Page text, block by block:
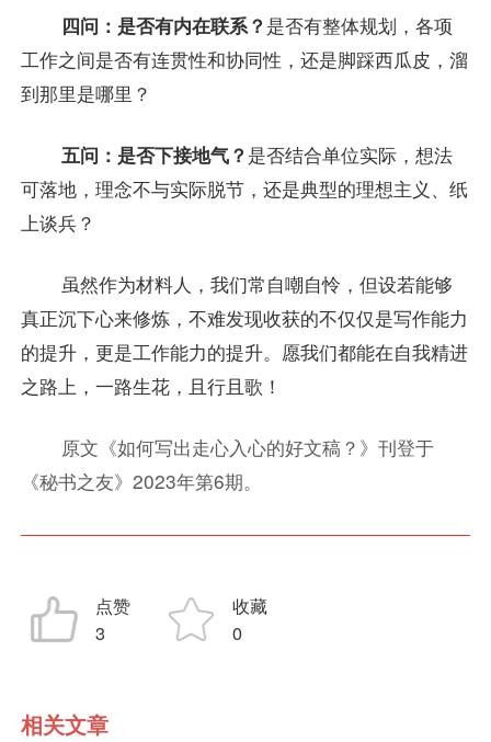
四问：是否有内在联系？ 是否有整体规划，各项
工作之间是否有连贯性和协同性，还是脚踩西瓜皮，溜
到那里是哪里？
五问：是否下接地气？ 是否结合单位实际，想法
可落地，理念不与实际脱节，还是典型的理想主义、纸
上谈兵？
虽然作为材料人，我们常自嘲自怜，但设若能够
真正沉下心来修炼，不难发现收获的不仅仅是写作能力
的提升，更是工作能力的提升。愿我们都能在自我精进
之路上，一路生花，且行且歌！
原文《如何写出走心入心的好文稿？》刊登于
《秘书之友》2023年第6期。
点赞
3
收藏
0
相关文章